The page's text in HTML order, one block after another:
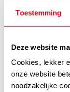
Toestemming
Deze website
Cookies, lekker
onze website
noodzakelijke